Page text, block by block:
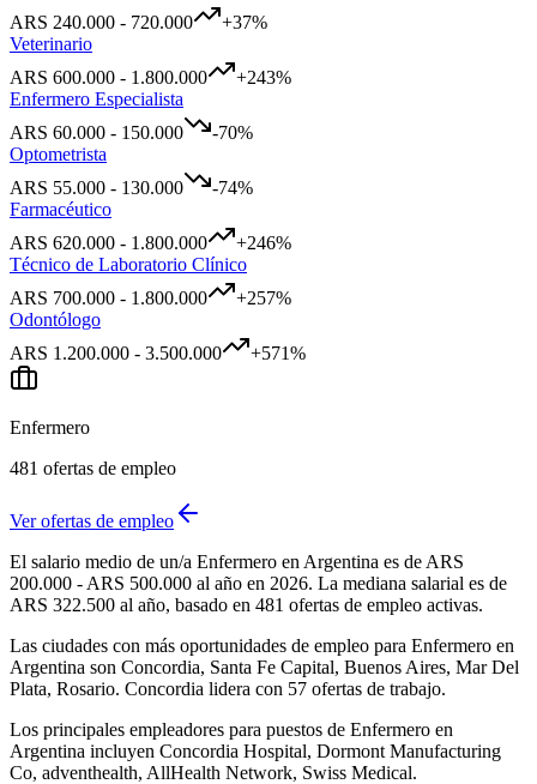
ARS 240.000 - 720.000 +37%
Veterinario
ARS 600.000 - 1.800.000 +243%
Enfermero Especialista
ARS 60.000 - 150.000 -70%
Optometrista
ARS 55.000 - 130.000 -74%
Farmacéutico
ARS 620.000 - 1.800.000 +246%
Técnico de Laboratorio Clínico
ARS 700.000 - 1.800.000 +257%
Odontólogo
ARS 1.200.000 - 3.500.000 +571%
Enfermero
481 ofertas de empleo
Ver ofertas de empleo
El salario medio de un/a Enfermero en Argentina es de ARS
200.000 - ARS 500.000 al año en 2026. La mediana salarial es de
ARS 322.500 al año, basado en 481 ofertas de empleo activas.
Las ciudades con más oportunidades de empleo para Enfermero en
Argentina son Concordia, Santa Fe Capital, Buenos Aires, Mar Del
Plata, Rosario. Concordia lidera con 57 ofertas de trabajo.
Los principales empleadores para puestos de Enfermero en
Argentina incluyen Concordia Hospital, Dormont Manufacturing
Co, adventhealth, AllHealth Network, Swiss Medical.